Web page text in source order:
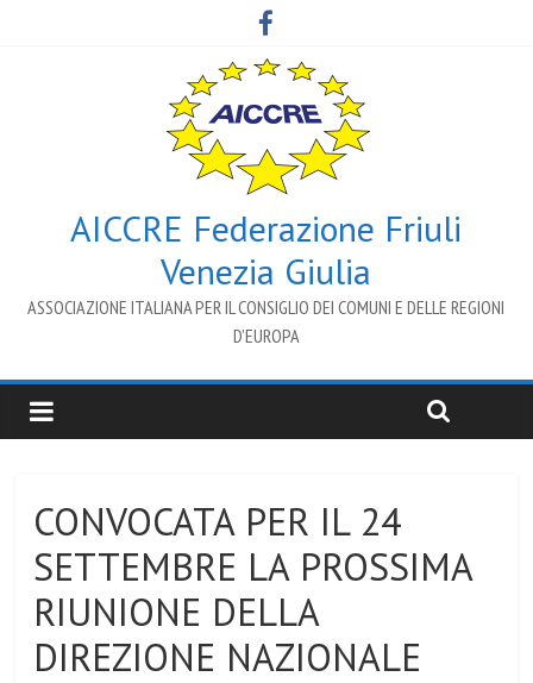
AICCRE Federazione Friuli
Venezia Giulia
ASSOCIAZIONE ITALIANA PER IL CONSIGLIO DEI COMUNI E DELLE REGIONI
D’EUROPA
CONVOCATA PER IL 24
SETTEMBRE LA PROSSIMA
RIUNIONE DELLA
DIREZIONE NAZIONALE